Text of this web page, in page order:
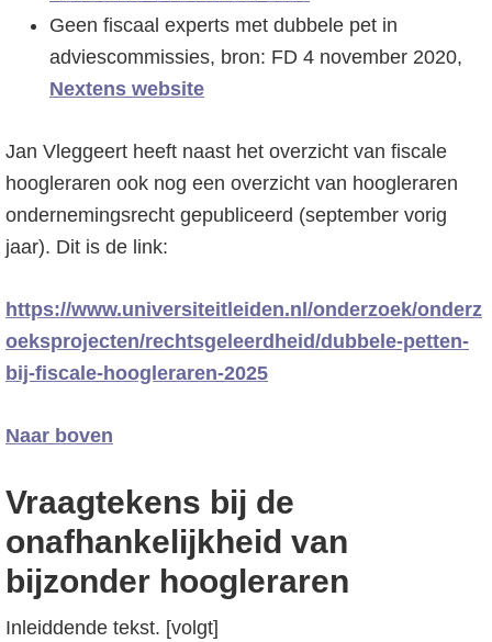
Geen fiscaal experts met dubbele pet in
adviescommissies, bron: FD 4 november 2020,
Nextens website
Jan Vleggeert heeft naast het overzicht van fiscale
hoogleraren ook nog een overzicht van hoogleraren
ondernemingsrecht gepubliceerd (september vorig
jaar). Dit is de link:
https://www.universiteitleiden.nl/onderzoek/onderz
oeksprojecten/rechtsgeleerdheid/dubbele-petten-
bij-fiscale-hoogleraren-2025
Naar boven
Vraagtekens bij de
onafhankelijkheid van
bijzonder hoogleraren
Inleiddende tekst. [volgt]